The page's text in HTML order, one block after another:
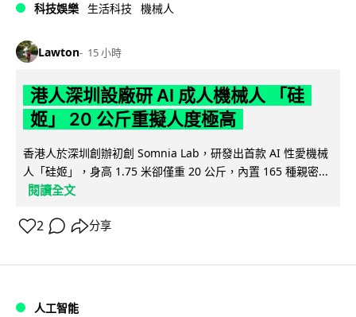
科技娛樂 生活科技 機械人
Lawton 15 小時
港人深圳設廠研 AI 成人機械人 「硅
姬」 20 公斤重擬人度極高
香港人於深圳創辦初創 Somnia Lab，研發出首款 AI 性愛機械
人「硅姬」，身高 1.75 米卻僅重 20 公斤，內置 165 種親密...
閱讀全文
2 分享
人工智能